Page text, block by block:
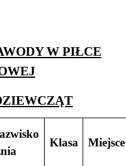
W PIŁCE
Klasa Miejsce